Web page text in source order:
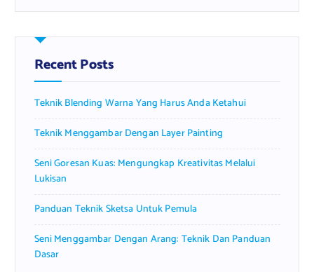
r
h
f
o
:
Recent Posts
Teknik Blending Warna Yang Harus Anda Ketahui
Teknik Menggambar Dengan Layer Painting
Seni Goresan Kuas: Mengungkap Kreativitas Melalui
Lukisan
Panduan Teknik Sketsa Untuk Pemula
Seni Menggambar Dengan Arang: Teknik Dan Panduan
Dasar